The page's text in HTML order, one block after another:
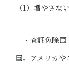
（1）増やさな
・査証免除国
国。アメリカ